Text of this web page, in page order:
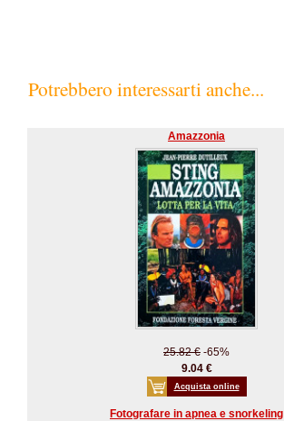
Potrebbero interessarti anche...
Amazzonia
25.82 € -65%
9.04 €
Acquista online
Fotografare in apnea e snorkeling